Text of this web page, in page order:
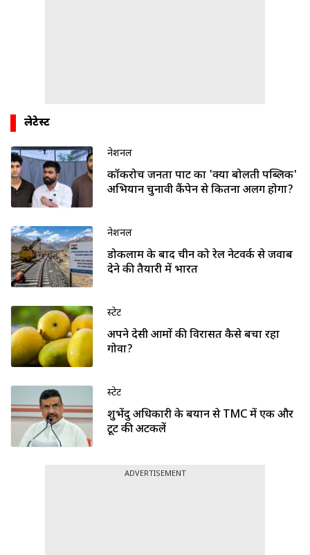
लेटेस्ट
नेशनल
कॉकरोच जनता पार्टी का 'क्या बोलती पब्लिक'
अभियान चुनावी कैंपेन से कितना अलग होगा?
नेशनल
डोकलाम के बाद चीन को रेल नेटवर्क से जवाब
देने की तैयारी में भारत
स्टेट
अपने देसी आमों की विरासत कैसे बचा रहा
गोवा?
स्टेट
शुभेंदु अधिकारी के बयान से TMC में एक और
टूट की अटकलें
ADVERTISEMENT